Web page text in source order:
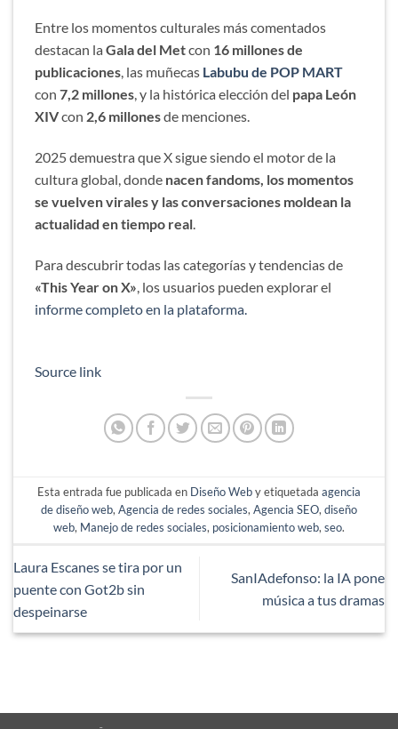
Entre los momentos culturales más comentados
destacan la Gala del Metcon 16 millones de
publicaciones, las muñecas Labubu de POP MART
con 7,2 millones, y la histórica elección del papa León
XIVcon 2,6 millonesde menciones.
2025 demuestra que X sigue siendo el motor de la
cultura global, donde nacen fandoms, los momentos
se vuelven virales y las conversaciones moldean la
actualidad en tiempo real
Para descubrir todas las categorías y tendencias de
«This Year on X» , los usuarios pueden explorar el
informe completo en la plataforma.
Source link
Esta entrada fue publicada en Diseño Weby etiquetada agencia
de diseño web, Agencia de redes sociales, Agencia SEO, diseño
web, Manejo de redes sociales, posicionamiento web, seo.
Laura Escanes se tira por un
puente con Got2b sin
despeinarse
SanIAdefonso: la IA pone
música a tus dramas